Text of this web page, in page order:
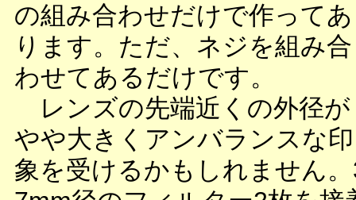
の組み合わせだけで作ってあ
ります。ただ、ネジを組み合
わせてあるだけです。
レンズの先端近くの外径が
やや大きくアンバランスな印
象を受けるかもしれません